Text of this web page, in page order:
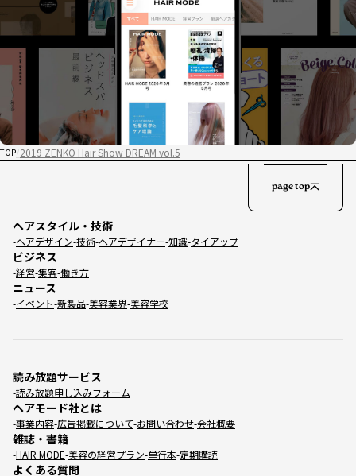
TOP 2019 ZENKO Hair Show DREAM vol.5
ヘアスタイル・技術
ヘアデザイン 技術 ヘアデザイナー 知識 タイアップ
ビジネス
経営 集客 働き方
ニュース
イベント 新製品 美容業界 美容学校
読み放題サービス
読み放題申し込みフォーム
ヘアモード社とは
事業内容 広告掲載について お問い合わせ 会社概要
雑誌・書籍
HAIR MODE 美容の経営プラン 単行本 定期購読
よくある質問
page top